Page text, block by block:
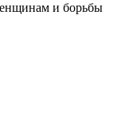
и борьбы